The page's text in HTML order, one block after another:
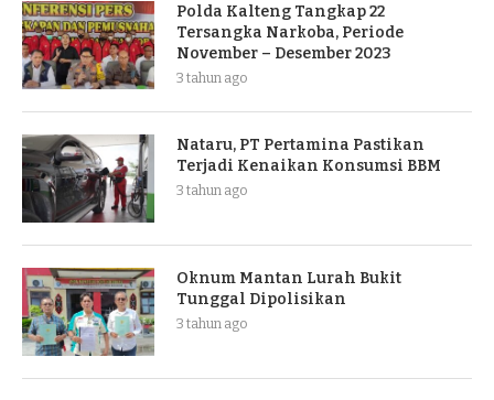
Polda Kalteng Tangkap 22
Tersangka Narkoba, Periode
November – Desember 2023
3 tahun ago
Nataru, PT Pertamina Pastikan
Terjadi Kenaikan Konsumsi BBM
3 tahun ago
Oknum Mantan Lurah Bukit
Tunggal Dipolisikan
3 tahun ago